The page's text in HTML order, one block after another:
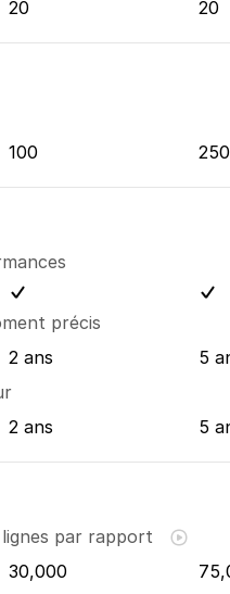
20 20
100
250
précis
2 ans
5
2 ans 5
par rapport
30,000